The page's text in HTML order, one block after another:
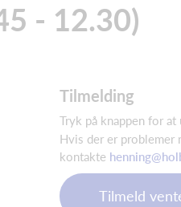
- 12.30)
Tilmelding
Tryk på knappen for
Hvis der er problemer
kontakte
Tilmeld